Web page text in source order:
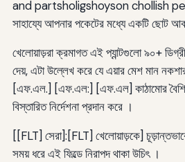
and partsholigshoyson chollish
সাহায্যে আপনার পকেটের মধ্যে একটি ছোট
খেলোয়াড়রা ক্রমাগত এই প্যান্টগুলো ৯০+
দেয়, এটা উল্লেখ করে যে এয়ার মেশ মান
[এফ.এল.] [এফ.এল:] [এফ.এল] কাঠামোর
বিস্তারিত নির্দেশনা প্রদান করে ।
[[FLT] সেরা]:[FLT] খেলোয়াড়কে] চূড়ান্তভাবে
সময় ধরে এই ফিল্ডে নিরাপদ থাকা উচিৎ ।